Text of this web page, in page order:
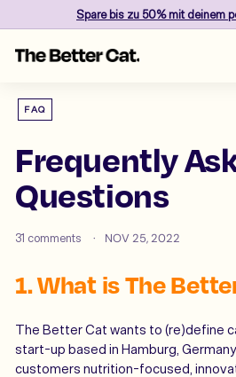
to
content
Pause
Sparebis zu 50%mit deinem
T
e
B
e
t
t
e
r
C
a
t
FAQ
Frequently
Questions
31 comments NOV 25, 2022
1. What is The
The Better Cat wants to (re)define
start-up based in Hamburg,
customers nutrition-focused,